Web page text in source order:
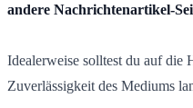
andere Nachrichtenartikel-
Idealerweise solltest du auf die
Zuverlässigkeit des Mediums